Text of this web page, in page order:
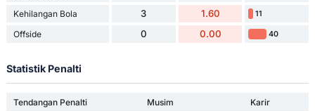
Kehilangan Bola 3 1.60 11
Offside 0 0.00 40
Statistik Penalti
Tendangan Penalti Musim
Karir